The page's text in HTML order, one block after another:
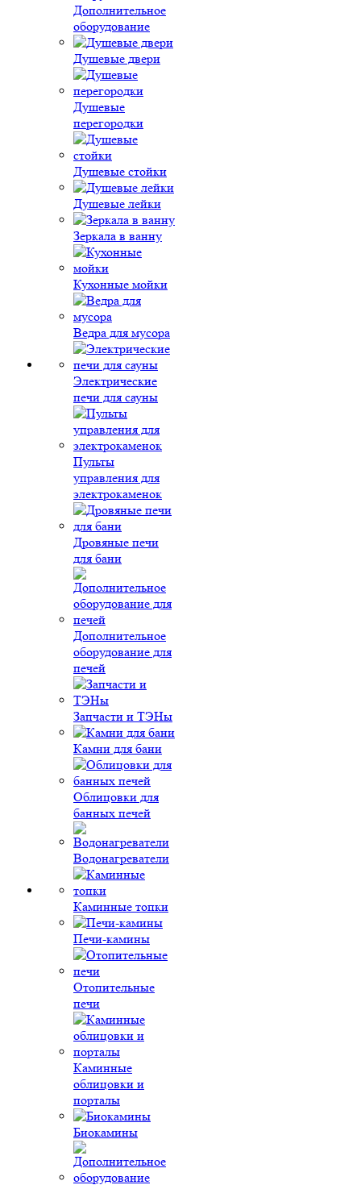
Дополнительное
оборудование
Душевые двери
Душевые
перегородки
Душевые стойки
Душевые лейки
Зеркала в ванну
Кухонные мойки
Ведра для мусора
Электрические
печи для сауны
Пульты
управления для
электрокаменок
Дровяные печи
для бани
Дополнительное
оборудование для
печей
Запчасти и ТЭНы
Камни для бани
Облицовки для
банных печей
Водонагреватели
Каминные топки
Печи-камины
Отопительные
печи
Каминные
облицовки и
порталы
Биокамины